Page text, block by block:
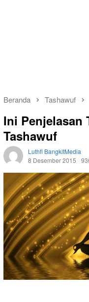
Beranda Tashawuf
Ini Penjelasan
Tashawuf
Luthfi BangkitMedia
8 Desember 2015